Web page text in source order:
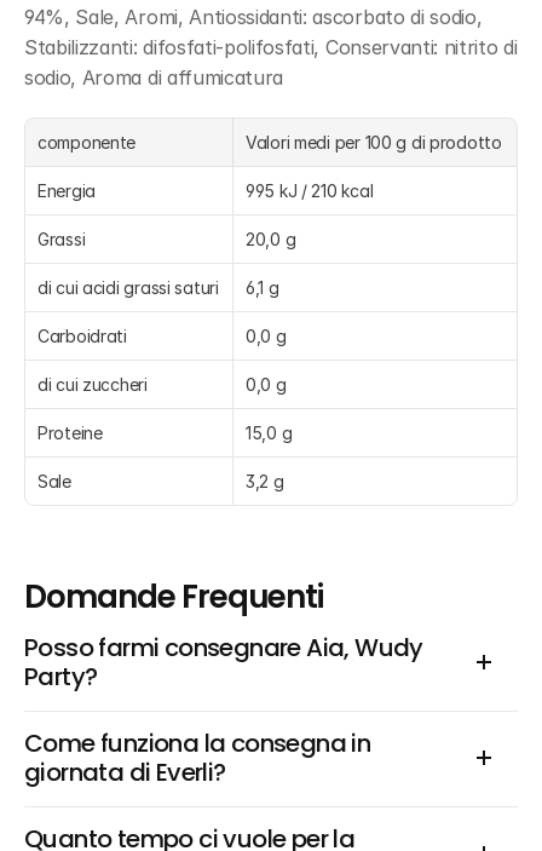
94%, Sale, Aromi, Antiossidanti: ascorbato di sodio,
Stabilizzanti: difosfati-polifosfati, Conservanti: nitrito di
sodio, Aroma di affumicatura
componente Valori medi per 100 g di prodotto
Energia 995 kJ / 210 kcal
Grassi 20,0 g
di cui acidi grassi saturi 6,1 g
Carboidrati 0,0 g
di cui zuccheri 0,0 g
Proteine 15,0 g
Sale 3,2 g
Domande Frequenti
Posso farmi consegnare Aia, Wudy
Party?
Come funziona la consegna in
giornata di Everli?
Quanto tempo ci vuole per la